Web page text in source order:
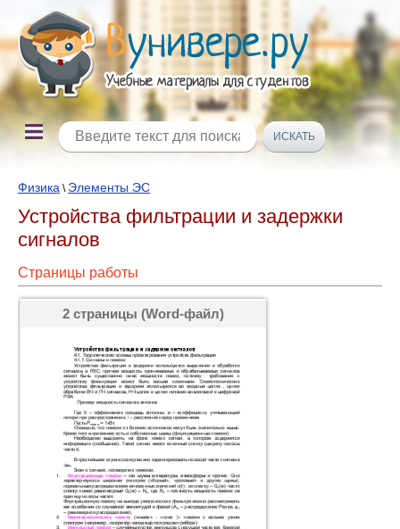
Физика \ Элементы ЭС
Устройства фильтрации и задержки
сигналов
Страницы работы
2 страницы (Word-файл)